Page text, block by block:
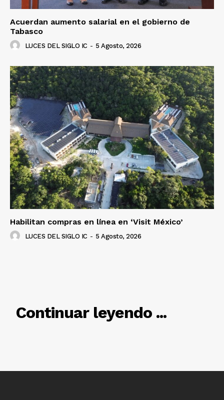
Acuerdan aumento salarial en el gobierno de
Tabasco
LUCES DEL SIGLO IC - 5 Agosto, 2026
Habilitan compras en línea en ‘Visit México’
LUCES DEL SIGLO IC - 5 Agosto, 2026
Continuar leyendo ...
RELACIONADO